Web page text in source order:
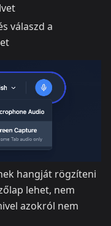
válaszd a
hangját rögzíteni
lehet, nem
azokról nem